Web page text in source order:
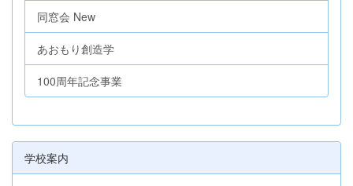
同窓会 New
あおもり創造学
100周年記念事業
学校案内